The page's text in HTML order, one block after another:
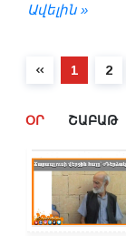
Ավելին »
1 2
ՕՐ ՇԱԲԱԹ